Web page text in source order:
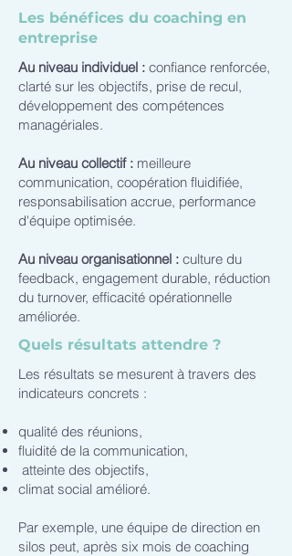
Les bénéfices du coaching en
entreprise
Au niveau individuel : confiance renforcée,
clarté sur les objectifs, prise de recul,
développement des compétences
managériales.
Au niveau collectif : meilleure
communication, coopération fluidifiée,
responsabilisation accrue, performance
d'équipe optimisée.
Au niveau organisationnel : culture du
feedback, engagement durable, réduction
du turnover, efficacité opérationnelle
améliorée.
Quels résultats attendre ?
Les résultats se mesurent à travers des
indicateurs concrets :
qualité des réunions,
fluidité de la communication,
atteinte des objectifs,
climat social amélioré.
Par exemple, une équipe de direction en
silos peut, après six mois de coaching